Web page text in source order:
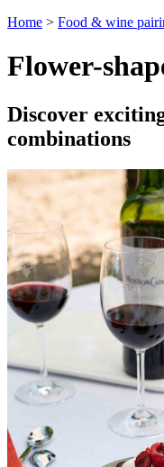
Home > Food & wine
Flower-
Discover
combinations